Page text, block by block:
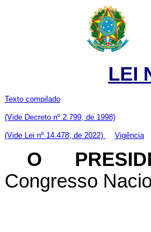
LEI
Texto compilado
(Vide Decreto nº 2.799, de 1998)
(Vide Lei nº 14.478, de 2022) Vigência
O
Congresso